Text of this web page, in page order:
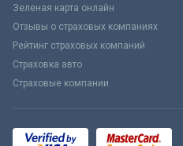
Зеленая карта онлайн
Отзывы о страховых компаниях
Рейтинг страховых компаний
Страховка авто
Страховые компании